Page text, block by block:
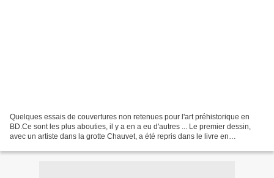
Quelques essais de couvertures non retenues pour l'art préhistorique en
BD.Ce sont les plus abouties, il y a en a eu d'autres ... Le premier dessin,
avec un artiste dans la grotte Chauvet, a été repris dans le livre en